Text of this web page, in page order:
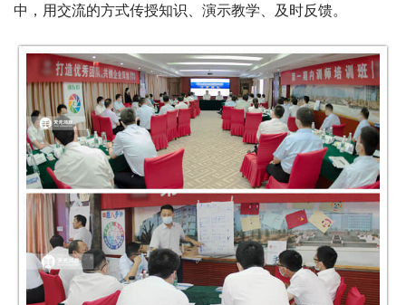
中，用交流的方式传授知识、演示教学、及时反馈。